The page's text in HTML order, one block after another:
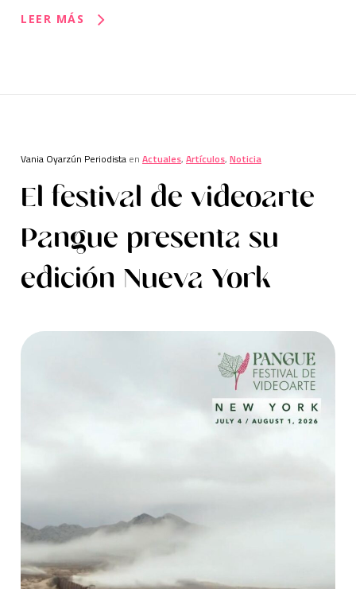
LEER MÁS
Vania Oyarzún Periodista en Actuales, Artículos, Noticia
El festival de videoarte
Pangue presenta su
edición Nueva York